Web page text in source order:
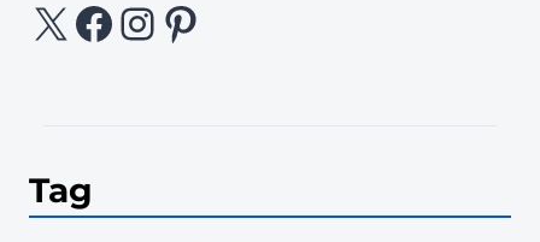
X Facebook
Instagram
Pinterest
Tag